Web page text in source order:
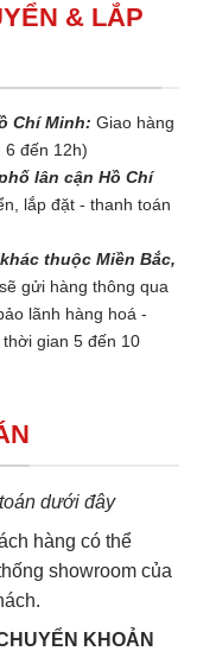
& LẮP
Chí Minh: Giao hàng
6 đến 12h)
lân cận Hồ Chí
lắp đặt - thanh toán
thuộc Miền Bắc,
gửi hàng thông qua
lãnh hàng hoá -
gian 5 đến 10
dưới đây
hàng có thể
showroom của
KHOẢN